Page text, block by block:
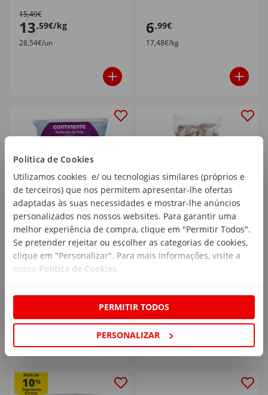
Política de Cookies
Utilizamos cookies e/ ou tecnologias similares (próprios e
de terceiros) que nos permitem apresentar-lhe ofertas
adaptadas às suas necessidades e mostrar-lhe anúncios
personalizados nos nossos websites. Para garantir uma
melhor experiência de compra, clique em "Permitir Todos".
Se pretender rejeitar ou escolher as categorias de cookies,
clique em "Personalizar". Para mais informações, visite a
nossa Política de Cookies.
PERMITIR TODOS
PERSONALIZAR
15,49€
13,59€/kg
28,54€/un
6,99€
17,48€/kg
Tentáculos de Pota
Cozidos Congelados
Continente
emb. 400 gr
9,49€
Lula Inteira Congelada
Continente
emb. 1 kg
7,99€
7,99€/kg
Mais de
10%